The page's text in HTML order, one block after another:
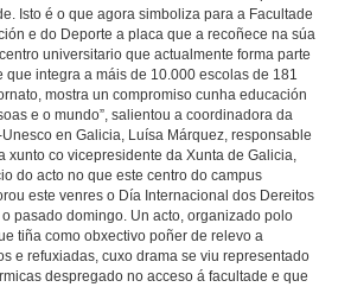
Isto é o que agora simboliza para a Facultade
e do Deporte a placa que a recoñece na súa
universitario que actualmente forma parte
que integra a máis de 10.000 escolas de 181
mostra un compromiso cunha educación
e o mundo”, salientou a coordinadora da
en Galicia, Luísa Márquez, responsable
xunto co vicepresidente da Xunta de Galicia,
do acto no que este centro do campus
este venres o Día Internacional dos Dereitos
pasado domingo. Un acto, organizado polo
tiña como obxectivo poñer de relevo a
e refuxiadas, cuxo drama se viu representado
despregado no acceso á facultade e que